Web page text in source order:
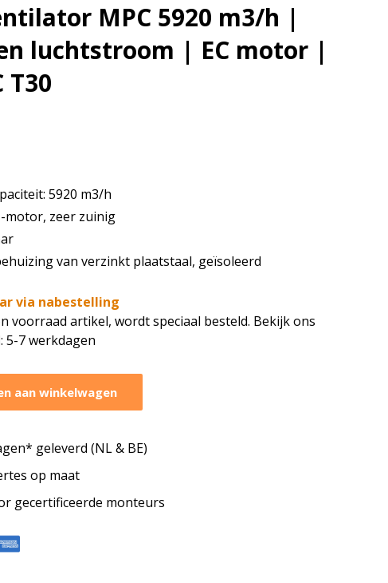
MPC 5920 m3/h |
luchtstroom | EC motor |
T30
5920 m3/h
motor, zeer zuinig
van verzinkt plaatstaal, geïsoleerd
via nabestelling
voorraad artikel, wordt speciaal besteld. Bekijk ons
5-7 werkdagen
aan winkelwagen
geleverd (NL & BE)
op maat
gecertificeerde monteurs